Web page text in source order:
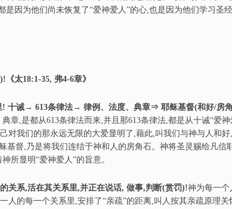
因为他们尚未恢复了“爱神爱人”的心,也是因为他们学习圣
太18:1-35, 弗4-6章》
! 十诫→ 613条律法→ 律例、法度、典章⇒耶稣基督(和好/房
章,是都从613条律法而来,并且那613条律法,都是从十诫“爱神
对我们的那永远无限的大爱显明了,藉此,叫我们与神与人和好
基督,乃是将我们连结于神和人的房角石。神将圣灵赐给凡信
所显明“爱神爱人”的旨意。
关系,活在其关系里,并正在说话, 做事,判断(赏罚)!神为每一个
人的每一个关系里,安排了“亲疏”的距离,叫人按其亲疏原理关